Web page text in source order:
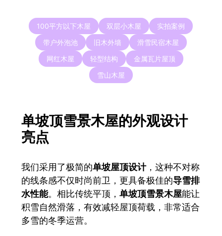
100平方以下木屋 双层小木屋
实拍案例
带户外泡池
旧木外墙
滑雪民宿木屋
网红木屋
轻型结构
金属瓦片屋顶
雪山木屋
单坡顶雪景木屋的外观设计
亮点
我们采用了极简的单坡屋顶设计，这种不对称
的线条感不仅时尚前卫，更具备极佳的导雪排
水性能。相比传统平顶， 单坡顶雪景木屋能让
积雪自然滑落，有效减轻屋顶荷载，非常适合
多雪的冬季运营。